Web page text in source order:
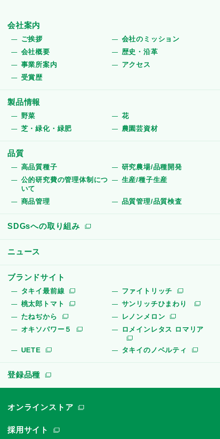
会社案内
ご挨拶
会社のミッション
会社概要
歴史・沿革
事業所案内
アクセス
受賞歴
製品情報
野菜
花
芝・緑化・緑肥
農園芸資材
品質
高品質種子
研究農場/品種開発
公的研究費の管理体制につ
いて
生産/種子生産
商品管理 品質管理/品質検査
SDGsへの取り組み
ニュース
ブランドサイト
タキイ最前線
ファイトリッチ
桃太郎トマト
サンリッチひまわり
たねぢから
レノンメロン
オキソパワー５
ロメインレタス ロマリア
UETE タキイのノベルティ
登録品種
オンラインストア
採用サイト